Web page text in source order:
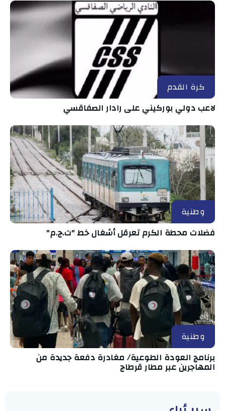
كرة القدم
لاعب دولي بوركيني على رادار الصفاقسي
وطنية
فضلات محطة الكرم تعرقل أشغال خط "ت.ج.م"
وطنية
برنامج العودة الطوعية/ مغادرة دفعة جديدة من
المهاجرين عبر مطار قرطاج